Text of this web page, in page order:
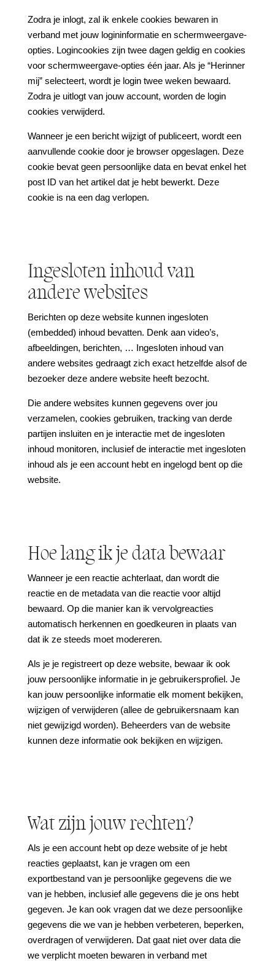
Zodra je inlogt, zal ik enkele cookies bewaren in
verband met jouw logininformatie en schermweergave-
opties. Logincookies zijn twee dagen geldig en cookies
voor schermweergave-opties één jaar. Als je “Herinner
mij” selecteert, wordt je login twee weken bewaard.
Zodra je uitlogt van jouw account, worden de login
cookies verwijderd.
Wanneer je een bericht wijzigt of publiceert, wordt een
aanvullende cookie door je browser opgeslagen. Deze
cookie bevat geen persoonlijke data en bevat enkel het
post ID van het artikel dat je hebt bewerkt. Deze
cookie is na een dag verlopen.
Ingesloten inhoud van
andere websites
Berichten op deze website kunnen ingesloten
(embedded) inhoud bevatten. Denk aan video’s,
afbeeldingen, berichten, … Ingesloten inhoud van
andere websites gedraagt zich exact hetzelfde alsof de
bezoeker deze andere website heeft bezocht.
Die andere websites kunnen gegevens over jou
verzamelen, cookies gebruiken, tracking van derde
partijen insluiten en je interactie met de ingesloten
inhoud monitoren, inclusief de interactie met ingesloten
inhoud als je een account hebt en ingelogd bent op die
website.
Hoe lang ik je data bewaar
Wanneer je een reactie achterlaat, dan wordt die
reactie en de metadata van die reactie voor altijd
bewaard. Op die manier kan ik vervolgreacties
automatisch herkennen en goedkeuren in plaats van
dat ik ze steeds moet modereren.
Als je je registreert op deze website, bewaar ik ook
jouw persoonlijke informatie in je gebruikersprofiel. Je
kan jouw persoonlijke informatie elk moment bekijken,
wijzigen of verwijderen (allee de gebruikersnaam kan
niet gewijzigd worden). Beheerders van de website
kunnen deze informatie ook bekijken en wijzigen.
Wat zijn jouw rechten?
Als je een account hebt op deze website of je hebt
reacties geplaatst, kan je vragen om een
exportbestand van je persoonlijke gegevens die we
van je hebben, inclusief alle gegevens die je ons hebt
gegeven. Je kan ook vragen dat we deze persoonlijke
gegevens die we van je hebben verbeteren, beperken,
overdragen of verwijderen. Dat gaat niet over data die
we verplicht moeten bewaren in verband met